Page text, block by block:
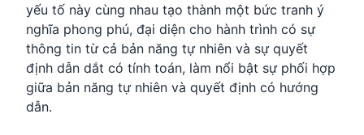
yếu tố này cùng nhau tạo thành một bức tranh ý
nghĩa phong phú, đại diện cho hành trình có sự
thông tin từ cả bản năng tự nhiên và sự quyết
định dẫn dắt có tính toán, làm nổi bật sự phối hợp
giữa bản năng tự nhiên và quyết định có hướng
dẫn.